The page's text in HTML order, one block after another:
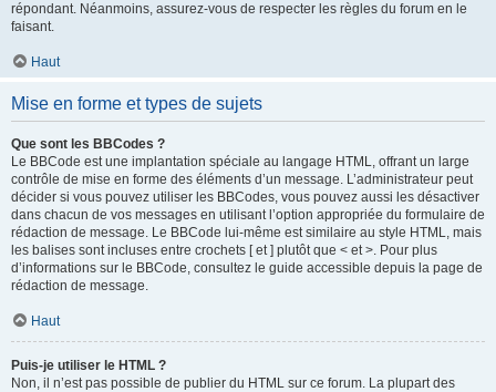
répondant. Néanmoins, assurez-vous de respecter les règles du forum en le
faisant.
Haut
Mise en forme et types de sujets
Que sont les BBCodes ?
Le BBCode est une implantation spéciale au langage HTML, offrant un large
contrôle de mise en forme des éléments d’un message. L’administrateur peut
décider si vous pouvez utiliser les BBCodes, vous pouvez aussi les désactiver
dans chacun de vos messages en utilisant l’option appropriée du formulaire de
rédaction de message. Le BBCode lui-même est similaire au style HTML, mais
les balises sont incluses entre crochets [ et ] plutôt que < et >. Pour plus
d’informations sur le BBCode, consultez le guide accessible depuis la page de
rédaction de message.
Haut
Puis-je utiliser le HTML ?
Non, il n’est pas possible de publier du HTML sur ce forum. La plupart des